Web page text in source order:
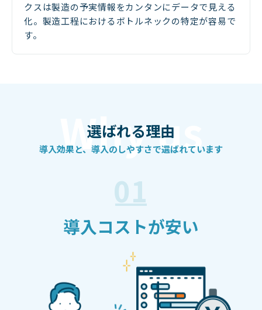
クスは製造の予実情報をカンタンにデータで見える
化。製造工程におけるボトルネックの特定が容易で
す。
選ばれる理由
導入効果と、 導入のしやすさで選ばれています
01
導入コストが安い